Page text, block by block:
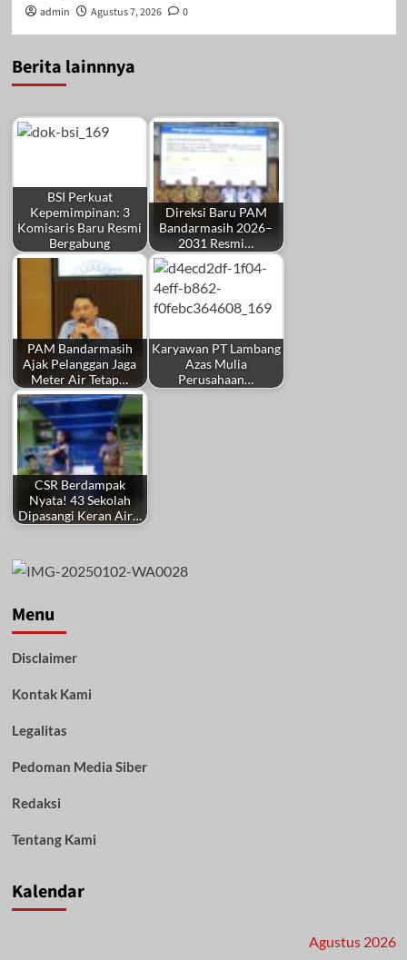
admin Agustus 7, 2026 0
Berita lainnnya
BSI Perkuat
Kepemimpinan: 3
Komisaris Baru Resmi
Bergabung
Direksi Baru PAM
Bandarmasih 2026–
2031 Resmi…
PAM Bandarmasih
Ajak Pelanggan Jaga
Meter Air Tetap…
Karyawan PT Lambang
Azas Mulia
Perusahaan…
CSR Berdampak
Nyata! 43 Sekolah
Dipasangi Keran Air…
Menu
Disclaimer
Kontak Kami
Legalitas
Pedoman Media Siber
Redaksi
Tentang Kami
Kalendar
Agustus 2026